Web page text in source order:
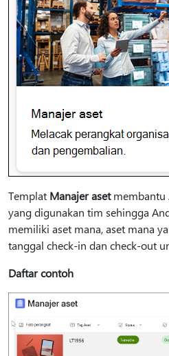
Templat Manajer asetmembantu
yang digunakan tim sehingga
memiliki aset mana, aset mana
tanggal check-in dan check-out
Daftar contoh